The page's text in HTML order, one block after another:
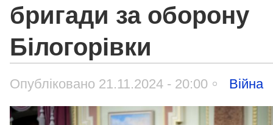
бригади за оборону
Білогорівки
Опубліковано 21.11.2024 - 20:00 Війна